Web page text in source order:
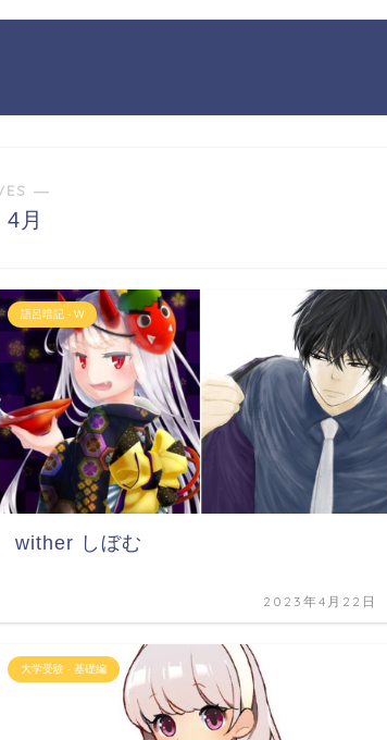
―
月
語呂暗記 - W
wither しぼむ
2023年4月22日
大学受験 - 基礎編